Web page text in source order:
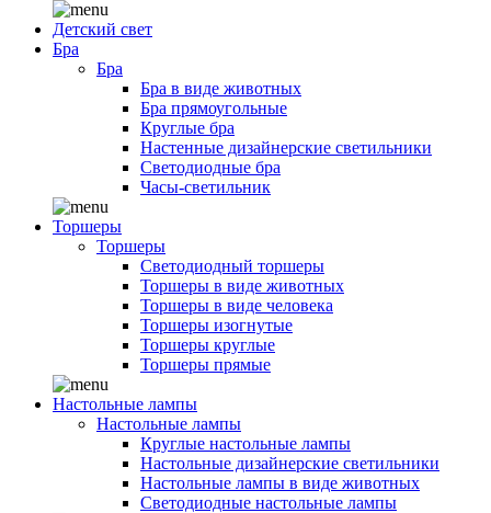
Детский свет
Бра
Бра
Бра в виде животных
Бра прямоугольные
Круглые бра
Настенные дизайнерские светильники
Светодиодные бра
Часы-светильник
Торшеры
Торшеры
Светодиодный торшеры
Торшеры в виде животных
Торшеры в виде человека
Торшеры изогнутые
Торшеры круглые
Торшеры прямые
Настольные лампы
Настольные лампы
Круглые настольные лампы
Настольные дизайнерские светильники
Настольные лампы в виде животных
Светодиодные настольные лампы